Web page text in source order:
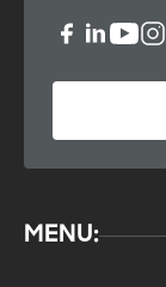
MENU: